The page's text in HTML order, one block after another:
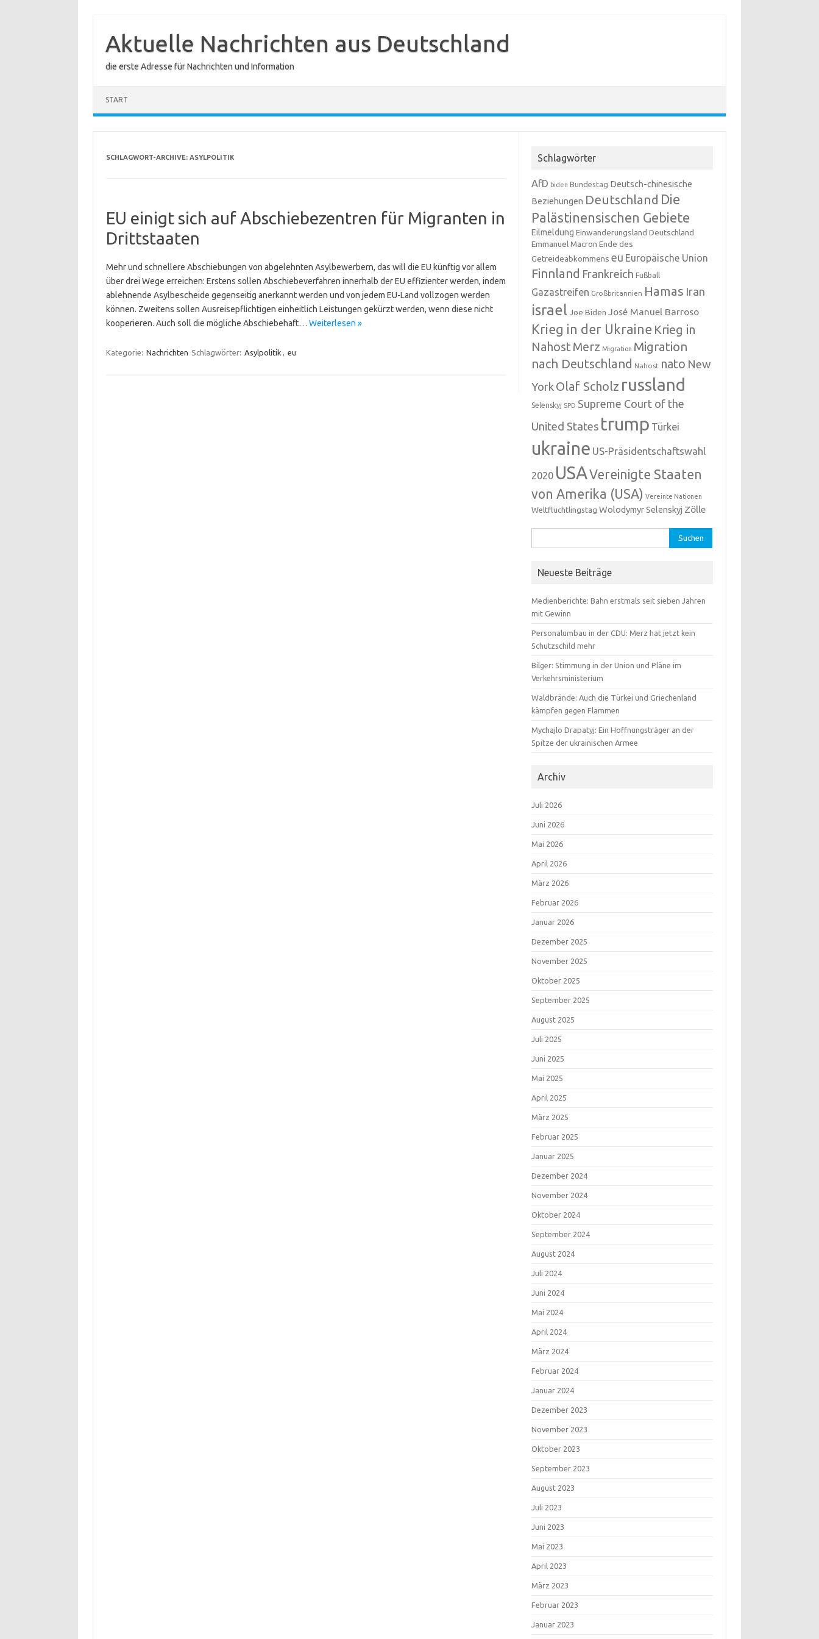
springen
Aktuelle Nachrichten aus Deutschland
die erste Adresse für Nachrichten und Information
START
SCHLAGWORT-ARCHIVE: ASYLPOLITIK
EU einigt sich auf Abschiebezentren für Migranten in
Drittstaaten
Mehr und schnellere Abschiebungen von abgelehnten Asylbewerbern, das will die EU künftig vor allem
über drei Wege erreichen: Erstens sollen Abschiebeverfahren innerhalb der EU effizienter werden, indem
ablehnende Asylbescheide gegenseitig anerkannt werden und von jedem EU-Land vollzogen werden
können. Zweitens sollen Ausreisepflichtigen einheitlich Leistungen gekürzt werden, wenn diese nicht
kooperieren. Auch soll die mögliche Abschiebehaft… Weiterlesen »
Kategorie: Nachrichten Schlagwörter: Asylpolitik , eu
Schlagwörter
AfD biden Bundestag Deutsch-chinesische
Beziehungen Deutschland Die
Palästinensischen Gebiete
Eilmeldung Einwanderungsland Deutschland
Emmanuel Macron Ende des
Getreideabkommens eu Europäische Union
Finnland Frankreich Fußball
Gazastreifen Großbritannien Hamas Iran
israel Joe Biden José Manuel Barroso
Krieg in der Ukraine Krieg in
NahostMerz Migration Migration
nach Deutschland Nahost nato New
YorkOlaf Scholz russland
Selenskyj SPD Supreme Court of the
United States trump Türkei
ukraine US-Präsidentschaftswahl
2020 USAVereinigte Staaten
von Amerika (USA) Vereinte Nationen
Weltflüchtlingstag Wolodymyr Selenskyj Zölle
nach:
Neueste Beiträge
Medienberichte: Bahn erstmals seit sieben Jahren
mit Gewinn
Personalumbau in der CDU: Merz hat jetzt kein
Schutzschild mehr
Bilger: Stimmung in der Union und Pläne im
Verkehrsministerium
Waldbrände: Auch die Türkei und Griechenland
kämpfen gegen Flammen
Mychajlo Drapatyj: Ein Hoffnungsträger an der
Spitze der ukrainischen Armee
Archiv
Juli 2026
Juni 2026
Mai 2026
April 2026
März 2026
Februar 2026
Januar 2026
Dezember 2025
November 2025
Oktober 2025
September 2025
August 2025
Juli 2025
Juni 2025
Mai 2025
April 2025
März 2025
Februar 2025
Januar 2025
Dezember 2024
November 2024
Oktober 2024
September 2024
August 2024
Juli 2024
Juni 2024
Mai 2024
April 2024
März 2024
Februar 2024
Januar 2024
Dezember 2023
November 2023
Oktober 2023
September 2023
August 2023
Juli 2023
Juni 2023
Mai 2023
April 2023
März 2023
Februar 2023
Januar 2023